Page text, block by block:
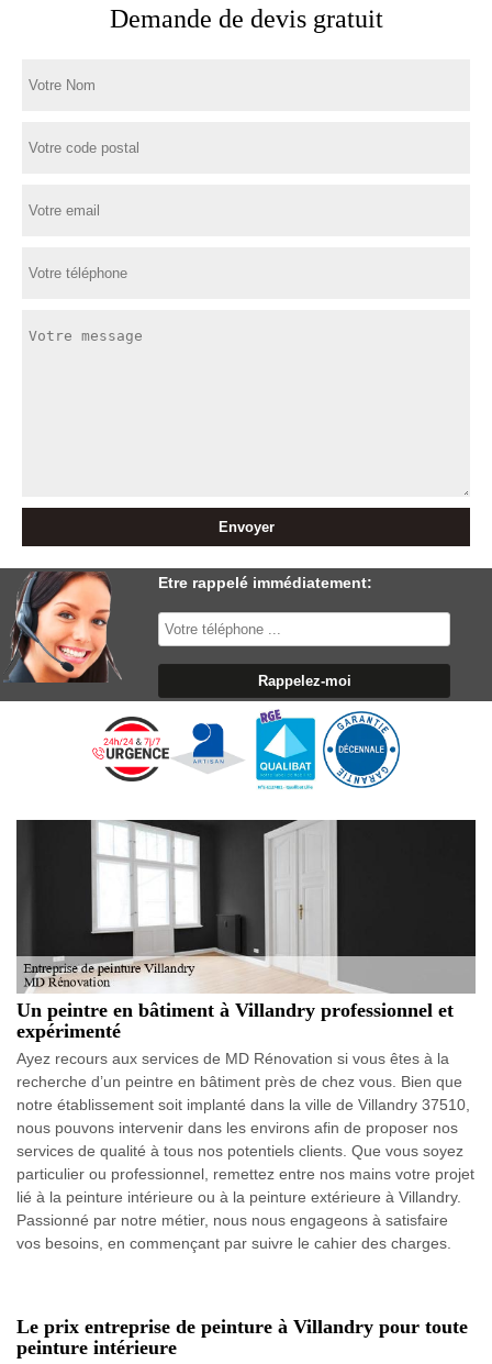
Demande de devis gratuit
Etre rappelé immédiatement:
Un peintre en bâtiment à Villandry professionnel et
expérimenté
Ayez recours aux services de MD Rénovation si vous êtes à la
recherche d’un peintre en bâtiment près de chez vous. Bien que
notre établissement soit implanté dans la ville de Villandry 37510,
nous pouvons intervenir dans les environs afin de proposer nos
services de qualité à tous nos potentiels clients. Que vous soyez
particulier ou professionnel, remettez entre nos mains votre projet
lié à la peinture intérieure ou à la peinture extérieure à Villandry.
Passionné par notre métier, nous nous engageons à satisfaire
vos besoins, en commençant par suivre le cahier des charges.
Le prix entreprise de peinture à Villandry pour toute
peinture intérieure